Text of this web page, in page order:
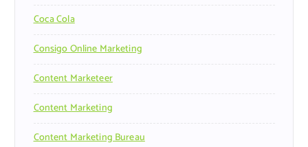
Coca Cola
Consigo Online Marketing
Content Marketeer
Content Marketing
Content Marketing Bureau